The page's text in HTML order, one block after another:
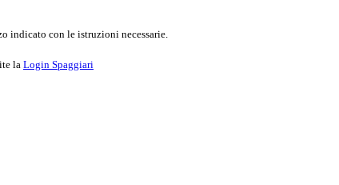
indicato con le istruzioni necessarie.
la Login Spaggiari